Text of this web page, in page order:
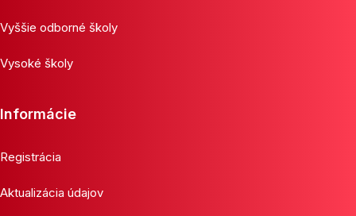
Vyššie odborné školy
Vysoké školy
Informácie
Registrácia
Aktualizácia údajov